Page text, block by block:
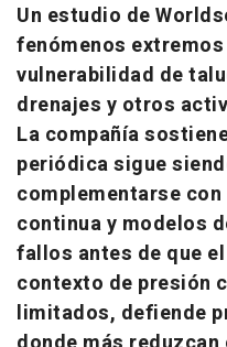
Un estudio de
fenómenos
vulnerabilidad de
drenajes y otros
La compañía
periódica sigue
complementarse
continua y modelos
fallos antes de que
contexto de presión
limitados, defiende